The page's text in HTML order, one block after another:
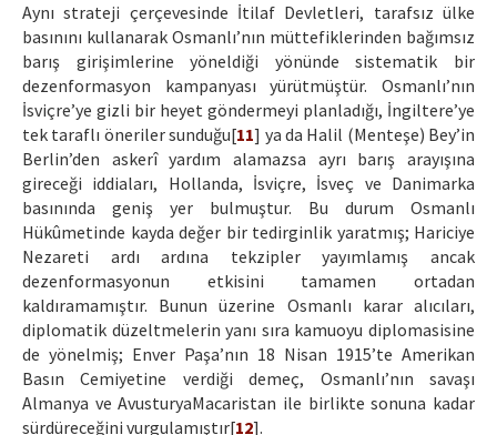
Aynı strateji çerçevesinde İtilaf Devletleri, tarafsız ülke
basınını kullanarak Osmanlı’nın müttefiklerinden bağımsız
barış girişimlerine yöneldiği yönünde sistematik bir
dezenformasyon kampanyası yürütmüştür. Osmanlı’nın
İsviçre’ye gizli bir heyet göndermeyi planladığı, İngiltere’ye
tek taraflı öneriler sunduğu[11] ya da Halil (Menteşe) Bey’in
Berlin’den askerî yardım alamazsa ayrı barış arayışına
gireceği iddiaları, Hollanda, İsviçre, İsveç ve Danimarka
basınında geniş yer bulmuştur. Bu durum Osmanlı
Hükûmetinde kayda değer bir tedirginlik yaratmış; Hariciye
Nezareti ardı ardına tekzipler yayımlamış ancak
dezenformasyonun etkisini tamamen ortadan
kaldıramamıştır. Bunun üzerine Osmanlı karar alıcıları,
diplomatik düzeltmelerin yanı sıra kamuoyu diplomasisine
de yönelmiş; Enver Paşa’nın 18 Nisan 1915’te Amerikan
Basın Cemiyetine verdiği demeç, Osmanlı’nın savaşı
Almanya ve AvusturyaMacaristan ile birlikte sonuna kadar
sürdüreceğini vurgulamıştır[12].